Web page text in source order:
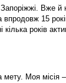
Вже
впродовж 15
кілька років
Моя місія